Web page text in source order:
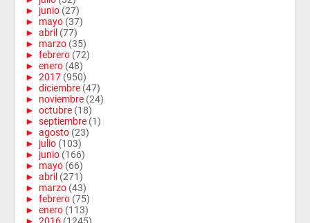
► junio (27)
► mayo (37)
► abril (77)
► marzo (35)
► febrero (72)
► enero (48)
► 2017 (950)
► diciembre (47)
► noviembre (24)
► octubre (18)
► septiembre (1)
► agosto (23)
► julio (103)
► junio (166)
► mayo (66)
► abril (271)
► marzo (43)
► febrero (75)
► enero (113)